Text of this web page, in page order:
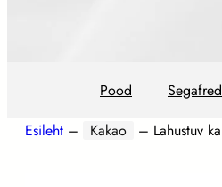
Pood
Esileht – Kakao – Lahustuv